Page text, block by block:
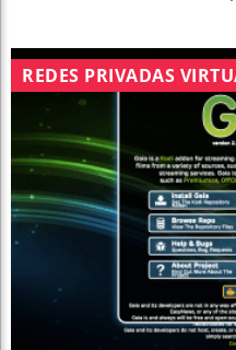
REDES PRIVADAS